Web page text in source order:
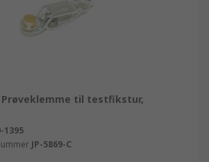
Prøveklemme til testfikstur,
1395
JP-5869-C